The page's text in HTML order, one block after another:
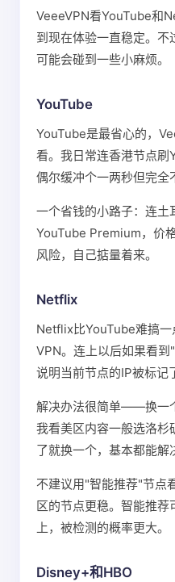
VeeeVPN看YouTube和
到现在体验一直稳定。不
可能会碰到一些小麻烦。
YouTube
YouTube是最省心的，
看。我日常连香港节点
偶尔缓冲个一两秒但完全
一个省钱的小路子：连土
YouTube Premium，价
风险，自己掂量着来。
Netflix
Netflix比YouTube难搞
VPN。连上以后如果看到
说明当前节点的IP被标记
解决办法很简单——换一
我看美区内容一般选洛杉
了就换一个，基本都能解
不建议用"智能推荐"节点
区的节点更稳。智能推
上，被检测的概率更大。
Disney+和HBO